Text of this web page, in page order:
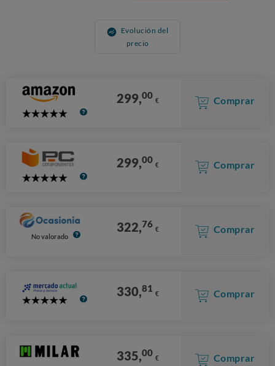
Evolución del
precio
5
299,00 € Comprar
5
299,00 € Comprar
No valorado
322,76 € Comprar
5
330,81 € Comprar
335,00 € Comprar